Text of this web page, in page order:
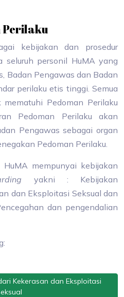
Perilaku
kebijakan dan prosedur
seluruh personil HuMA yang
Badan Pengawas dan Badan
perilaku etis tinggi. Semua
Pedoman Perilaku
Pedoman Perilaku akan
Pengawas sebagai organ
Pedoman Perilaku.
HuMA mempunyai kebijakan
yakni : Kebijakan
dan Eksploitasi Seksual dan
dan pengendalian
Kekerasan dan Eksploitasi